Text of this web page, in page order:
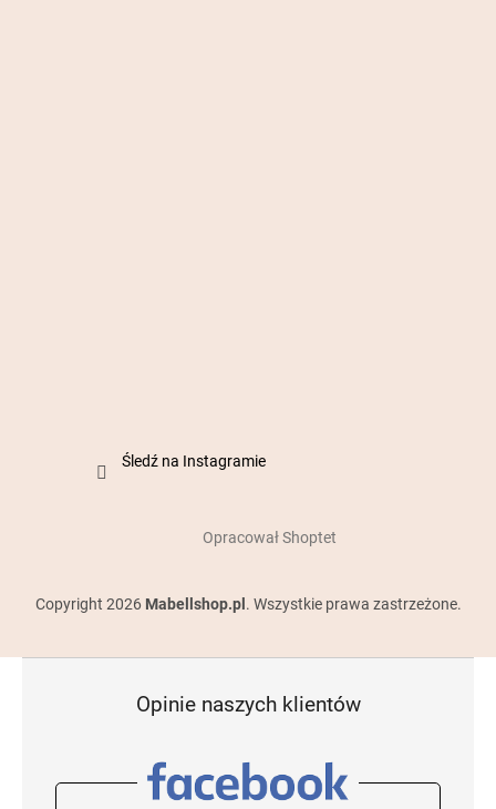
Śledź na Instagramie
Opracował Shoptet
Copyright 2026 Mabellshop.pl . Wszystkie prawa zastrzeżone.
Opinie naszych klientów